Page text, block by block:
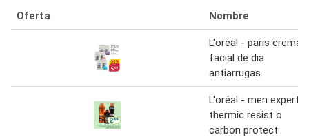
Oferta Nombre
L'oréal - paris crema
facial de dia
antiarrugas
L'oréal - men expert
thermic resist o
carbon protect